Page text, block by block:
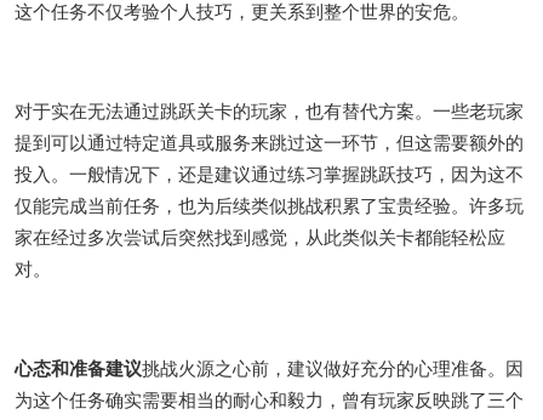
这个任务不仅考验个人技巧，更关系到整个世界的安危。
对于实在无法通过跳跃关卡的玩家，也有替代方案。一些老玩家
提到可以通过特定道具或服务来跳过这一环节，但这需要额外的
投入。一般情况下，还是建议通过练习掌握跳跃技巧，因为这不
仅能完成当前任务，也为后续类似挑战积累了宝贵经验。许多玩
家在经过多次尝试后突然找到感觉，从此类似关卡都能轻松应
对。
心态和准备建议挑战火源之心前，建议做好充分的心理准备。因
为这个任务确实需要相当的耐心和毅力，曾有玩家反映跳了三个